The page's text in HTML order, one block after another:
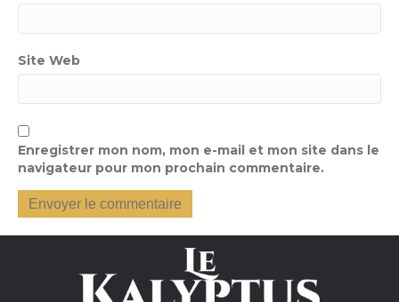
Site Web
Enregistrer mon nom, mon e-mail et mon site dans le
navigateur pour mon prochain commentaire.